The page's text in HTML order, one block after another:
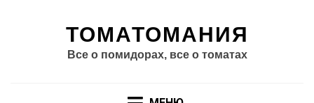
ТОМАТОМАНИЯ
Все о помидорах, все о томатах